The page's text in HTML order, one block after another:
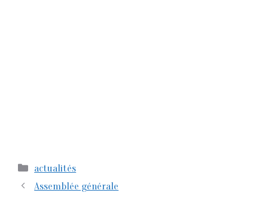
Catégories
actualités
Assemblée générale